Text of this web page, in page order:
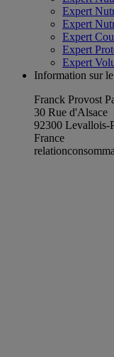
Expert
Expert
Expert
Expert
Expert
Information sur
Franck Provost
30 Rue d'Alsace
92300 Levallois-
France